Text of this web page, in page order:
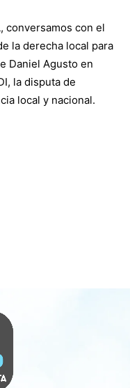
conversamos con el
la derecha local para
Daniel Agusto en
la disputa de
local y nacional.